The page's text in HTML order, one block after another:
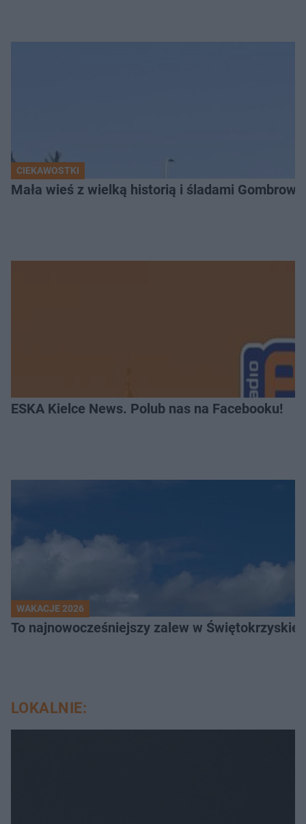
CIEKAWOSTKI
Mała wieś z wielką historią i śladami
ESKA Kielce News. Polub nas na Facebooku!
WAKACJE 2026
To najnowocześniejszy zalew w
LOKALNIE: